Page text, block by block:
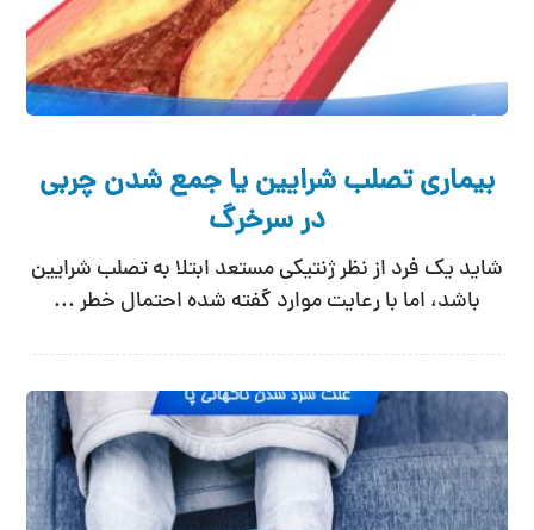
بیماری تصلب شرایین یا جمع شدن چربی
در سرخرگ
شاید یک فرد از نظر ژنتیکی مستعد ابتلا به تصلب شرایین
باشد، اما با رعایت موارد گفته شده احتمال خطر ...